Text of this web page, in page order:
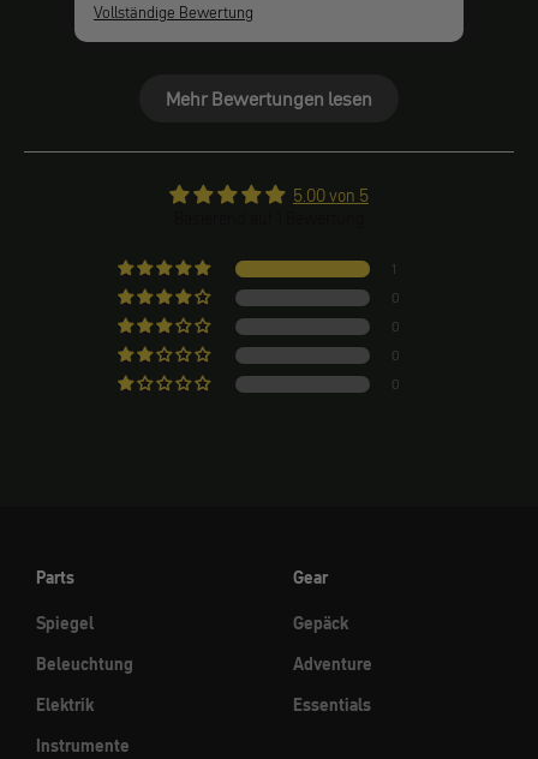
Vollständige Bewertung
Mehr Bewertungen lesen
5.00 von 5
1
0
0
0
0
Parts
Spiegel
Beleuchtung
Elektrik
Instrumente
Gear
Gepäck
Adventure
Essentials